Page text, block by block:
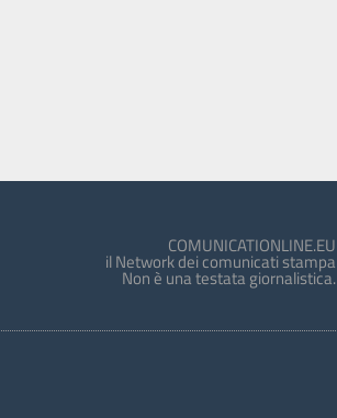
COMUNICATIONLINE.EU
il Network dei comunicati stampa
Non è una testata giornalistica.